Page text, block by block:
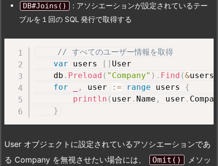
DB#Joins()
: アソシエーションが設定されているテー
ブルを１回の SQL 発行で取得する
// すべてのユーザー情報を取得
var users [ ] User
    db
. Preload ( "Company" ) . Find (&users
for
, user := range users {
println ( user . Name , user .
}
User オブジェクトに設定されているアソシエーションであ
る Company を無視させたい場合には、
Omit()
メソッ